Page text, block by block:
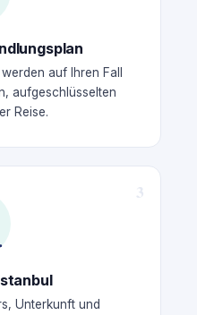
auf Ihren Fall
aufgeschlüsselten
Reise.
Unterkunft und